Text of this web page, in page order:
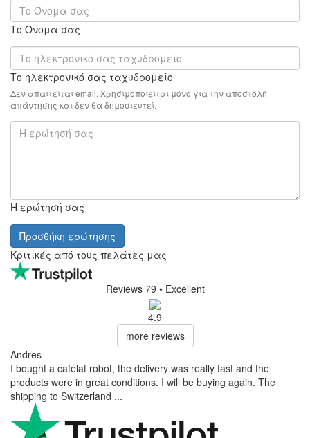
Το Όνομα σας
Το ηλεκτρονικό σας ταχυδρομείο
Δεν απαιτείται email. Χρησιμοποιείται μόνο για την αποστολή
απάντησης και δεν θα δημοσιευτεί.
Η ερώτησή σας
Προσθήκη ερώτησης
Κριτικές από τους πελάτες μας
Reviews 79 • Excellent
4.9
more reviews
Andres
I bought a cafelat robot, the delivery was really fast and the
products were in great conditions. I will be buying again. The
shipping to Switzerland ...